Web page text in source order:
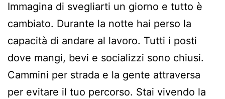
Immagina di svegliarti un giorno e tutto è
cambiato. Durante la notte hai perso la
capacità di andare al lavoro. Tutti i posti
dove mangi, bevi e socializzi sono chiusi.
Cammini per strada e la gente attraversa
per evitare il tuo percorso. Stai vivendo la